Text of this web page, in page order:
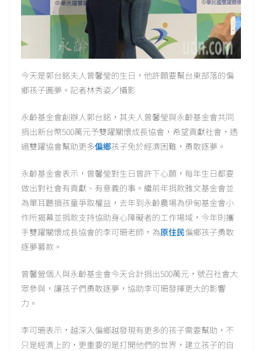
今天是郭台銘夫人曾馨瑩的生日，他許願要幫台東部落的偏
鄉孩子圓夢。記者林秀姿／攝影
永齡基金會創辦人郭台銘，其夫人曾馨瑩與永齡基金會共同
捐出新台幣500萬元予雙躍關懷成長協會，希望貢獻社會，透
過雙躍協會幫助更多偏鄉孩子免於經濟困難，勇敢逐夢。
永齡基金會表示，曾馨瑩對生日曾許下心願，每年生日都要
做出對社會有貢獻、有意義的事。繼前年捐款雅文基金會並
為單耳聽損孩童爭取權益，去年到永齡農場為伊甸基金會小
作所揭幕並捐款支持協助身心障礙者的工作場域，今年則攜
手雙躍關懷成長協會的李可珊老師，為原住民偏鄉孩子勇敢
逐夢募款。
曾馨營個人與永齡基金會今天合計捐出500萬元，號召社會大
眾參與，讓孩子們勇敢逐夢，協助李可珊發揮更大的影響
力。
李可珊表示，越深入偏鄉越發現有更多的孩子需要幫助，不
只是經濟上的，更重要的是打開他們的世界，建立孩子的自